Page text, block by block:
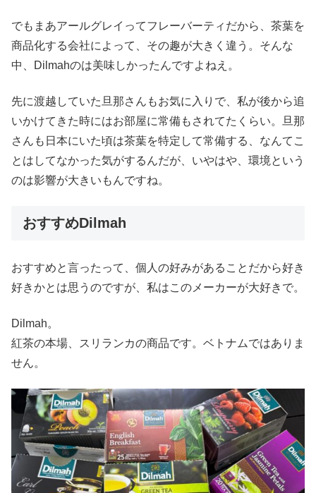
でもまあアールグレイってフレーバーティだから、茶葉を
商品化する会社によって、その趣が大きく違う。そんな
中、Dilmahのは美味しかったんですよねえ。
先に渡越していた旦那さんもお気に入りで、私が後から追
いかけてきた時にはお部屋に常備もされてたくらい。旦那
さんも日本にいた頃は茶葉を特定して常備する、なんてこ
とはしてなかった気がするんだが、いやはや、環境という
のは影響が大きいもんですね。
おすすめDilmah
おすすめと言ったって、個人の好みがあることだから好き
好きかとは思うのですが、私はこのメーカーが大好きで。
Dilmah。
紅茶の本場、スリランカの商品です。ベトナムではありま
せん。